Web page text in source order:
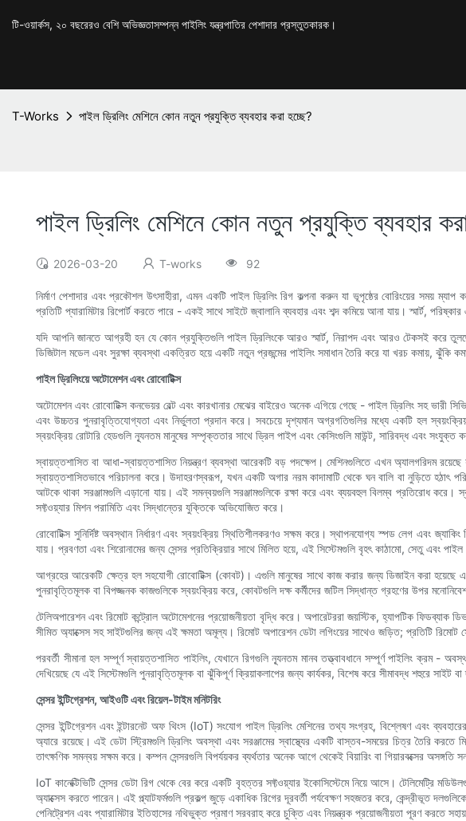
টি-ওয়ার্কস, ২০ বছরেরও বেশি অভিজ্ঞতাসম্পন্ন পাইলিং যন্ত্রপাতির পেশাদার প্রস্তুতকারক।
T-Works পাইল ড্রিলিং মেশিনে কোন নতুন প্রযুক্তি ব্যবহার করা হচ্ছে?
পাইল ড্রিলিং মেশিনে কোন নতুন প্রযুক্তি ব্যবহার
2026-03-20 T-works 92
নির্মাণ পেশাদার এবং প্রকৌশল উৎসাহীরা, এমন একটি পাইল ড্রিলিং রিগ কল্পনা করুন যা ভূপৃষ্ঠের বোরিংয়ের সময়
প্রতিটি প্যারামিটার রিপোর্ট করতে পারে - একই সাথে সাইটে জ্বালানি ব্যবহার এবং শব্দ কমিয়ে আনা যায়। স্মার্ট,
যদি আপনি জানতে আগ্রহী হন যে কোন প্রযুক্তিগুলি পাইল ড্রিলিংকে আরও স্মার্ট, নিরাপদ এবং আরও টেকসই করে
ডিজিটাল মডেল এবং সুরক্ষা ব্যবস্থা একত্রিত হয়ে একটি নতুন প্রজন্মের পাইলিং সমাধান তৈরি করে যা খরচ কমায়, ঝুঁকি
পাইল ড্রিলিংয়ে অটোমেশন এবং রোবোটিক্স
অটোমেশন এবং রোবোটিক্স কনভেয়র বেল্ট এবং কারখানার মেঝের বাইরেও অনেক এগিয়ে গেছে - পাইল ড্রিলিং সহ ভারী
এবং উচ্চতর পুনরাবৃত্তিযোগ্যতা এবং নির্ভুলতা প্রদান করে। সবচেয়ে দৃশ্যমান অগ্রগতিগুলির মধ্যে একটি হল
স্বয়ংক্রিয় রোটারি হেডগুলি ন্যূনতম মানুষের সম্পৃক্ততার সাথে ড্রিল পাইপ এবং কেসিংগুলি মাউন্ট, সারিবদ্ধ এবং
স্বায়ত্তশাসিত বা আধা-স্বায়ত্তশাসিত নিয়ন্ত্রণ ব্যবস্থা আরেকটি বড় পদক্ষেপ। মেশিনগুলিতে এখন অ্যালগরিদম
স্বায়ত্তশাসিতভাবে পরিচালনা করে। উদাহরণস্বরূপ, যখন একটি অগার নরম কাদামাটি থেকে ঘন বালি বা নুড়িতে হঠাৎ
আটকে থাকা সরঞ্জামগুলি এড়ানো যায়। এই সমন্বয়গুলি সরঞ্জামগুলিকে রক্ষা করে এবং ব্যয়বহুল বিলম্ব প্রতিরোধ
সফ্টওয়্যার মিশন পরামিতি এবং সিদ্ধান্তের যুক্তিকে অভিযোজিত করে।
রোবোটিক্স সুনির্দিষ্ট অবস্থান নির্ধারণ এবং স্বয়ংক্রিয় স্থিতিশীলকরণও সক্ষম করে। স্থাপনযোগ্য স্পড লেগ এবং
যায়। প্রবণতা এবং শিরোনামের জন্য সেন্সর প্রতিক্রিয়ার সাথে মিলিত হয়ে, এই সিস্টেমগুলি বৃহৎ কাঠামো, সেতু এবং
আগ্রহের আরেকটি ক্ষেত্র হল সহযোগী রোবোটিক্স (কোবট)। এগুলি মানুষের সাথে কাজ করার জন্য ডিজাইন করা হয়েছে
পুনরাবৃত্তিমূলক বা বিপজ্জনক কাজগুলিকে স্বয়ংক্রিয় করে, কোবটগুলি দক্ষ কর্মীদের জটিল সিদ্ধান্ত গ্রহণের উপর
টেলিঅপারেশন এবং রিমোট কন্ট্রোল অটোমেশনের প্রয়োজনীয়তা বৃদ্ধি করে। অপারেটররা জয়স্টিক, হ্যাপটিক ফিডব্যাক
সীমিত অ্যাক্সেস সহ সাইটগুলির জন্য এই ক্ষমতা অমূল্য। রিমোট অপারেশন ডেটা লগিংয়ের সাথেও জড়িত; প্রতিটি রিমোট
পরবর্তী সীমানা হল সম্পূর্ণ স্বায়ত্তশাসিত পাইলিং, যেখানে রিগগুলি ন্যূনতম মানব তত্ত্বাবধানে সম্পূর্ণ পাইলিং ক্রম -
দেখিয়েছে যে এই সিস্টেমগুলি পুনরাবৃত্তিমূলক বা ঝুঁকিপূর্ণ ক্রিয়াকলাপের জন্য কার্যকর, বিশেষ করে সীমাবদ্ধ শহুরে সাইট
সেন্সর ইন্টিগ্রেশন, আইওটি এবং রিয়েল-টাইম মনিটরিং
সেন্সর ইন্টিগ্রেশন এবং ইন্টারনেট অফ থিংস (IoT) সংযোগ পাইল ড্রিলিং মেশিনের তথ্য সংগ্রহ, বিশ্লেষণ এবং
অ্যারে রয়েছে। এই ডেটা স্ট্রিমগুলি ড্রিলিং অবস্থা এবং সরঞ্জামের স্বাস্থ্যের একটি বাস্তব-সময়ের চিত্র তৈরি
তাৎক্ষণিক সমন্বয় সক্ষম করে। কম্পন সেন্সরগুলি বিপর্যয়কর ব্যর্থতার অনেক আগে থেকেই বিয়ারিং বা গিয়ারবক্সের অসঙ্গতি
IoT কানেক্টিভিটি সেন্সর ডেটা রিগ থেকে বের করে একটি বৃহত্তর সফ্টওয়্যার ইকোসিস্টেমে নিয়ে আসে। টেলিমেট্রি
অ্যাক্সেস করতে পারেন। এই প্ল্যাটফর্মগুলি প্রকল্প জুড়ে একাধিক রিগের দূরবর্তী পর্যবেক্ষণ সহজতর করে, কেন্দ্রীভূত
পেনিট্রেশন এবং প্যারামিটার ইতিহাসের নথিভুক্ত প্রমাণ সরবরাহ করে চুক্তি এবং নিয়ন্ত্রক প্রয়োজনীয়তা পূরণ করতে